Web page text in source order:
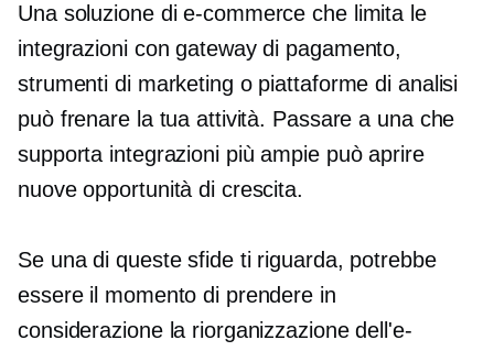
Una soluzione di e-commerce che limita le
integrazioni con gateway di pagamento,
strumenti di marketing o piattaforme di analisi
può frenare la tua attività. Passare a una che
supporta integrazioni più ampie può aprire
nuove opportunità di crescita.
Se una di queste sfide ti riguarda, potrebbe
essere il momento di prendere in
considerazione la riorganizzazione dell'e-